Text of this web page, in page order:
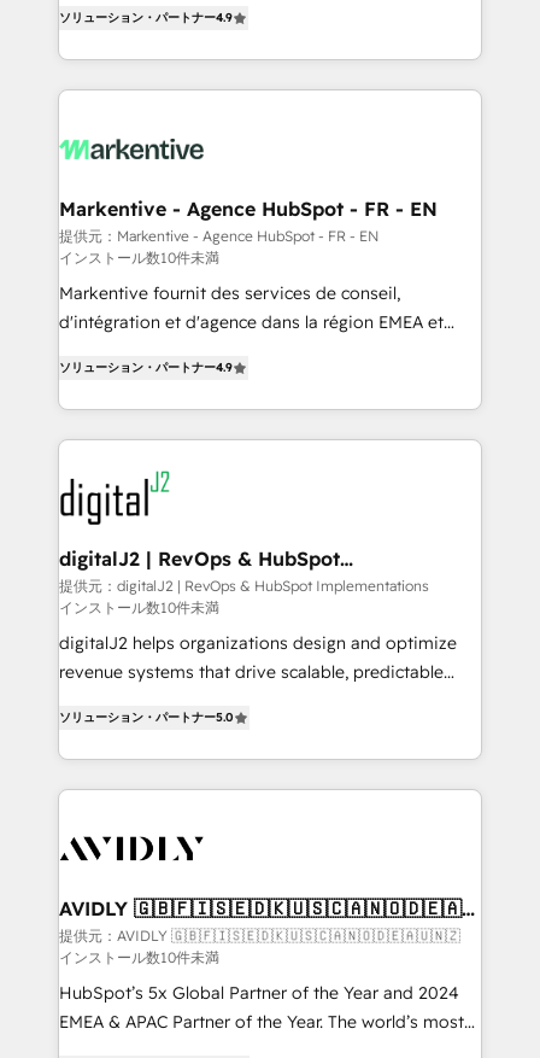
AI, & maximize AEO with tailored AI services. 🧩
Integrations: Extend HubSpot with custom
Work With 🚀 We help lean, growing companies: -
Win more business - Reduce no-shows - Improve
lead & deal conversion rates - Scale with less
What do you get? 🤓 Our client's are too busy to
Personal Consultant + Tech Team to handle the
heavy lifting of mapping out AND building your ideal
system. + Get best practices and 'don't know what
you don't know' recommendations to maximize
conversions! OTF is an Elite Partner (top 1% of
Partner of the Year 💥 Trusted by 2,500+ companies
to help them scale and close more business, by
using HubSpot (the right way). ⭐️ Here's more info:
learn more!
ソリューション・パートナー4.9
Markentive - Agence HubSpot - FR - EN
提供元：Markentive - Agence HubSpot - FR - EN
インストール数10件未満
Markentive fournit des services de conseil,
d'intégration et d'agence dans la région EMEA et
marketing automation, Growth, Revops, CRM et
webdesign. Markentive is both a consulting firm, a
digital agency and an integrator. With over 115
experts in marketing automation, growth, revops,
CRM and webdesign (We focus on EMEA - USA
customers).
ソリューション・パートナー4.9
digitalJ2 | RevOps & HubSpot
Implementations
提供元：digitalJ2 | RevOps & HubSpot Implementations
インストール数10件未満
digitalJ2 helps organizations design and optimize
revenue systems that drive scalable, predictable
Partner, we specialize in both strategic RevOps
planning and hands-on technical execution - building
the operational foundation companies need to
Healthcare - Financial Services - Managed IT (MSP) -
we help: ✔️ Full HubSpot implementations and portal
optimization ✔️ Data migrations, CRM architecture,
and reporting foundations ✔️ Custom integrations
and workflow automation ✔️ User adoption
programs, training, and enablement Through project-
ソリューション・パートナー5.0
AVIDLY 🇬🇧🇫🇮🇸🇪🇩🇰🇺🇸🇨🇦🇳🇴🇩🇪🇦🇺
🇳🇿
提供元：AVIDLY 🇬🇧🇫🇮🇸🇪🇩🇰🇺🇸🇨🇦🇳🇴🇩🇪🇦🇺🇳🇿
インストール数10件未満
HubSpot’s 5x Global Partner of the Year and 2024
EMEA & APAC Partner of the Year. The world’s most